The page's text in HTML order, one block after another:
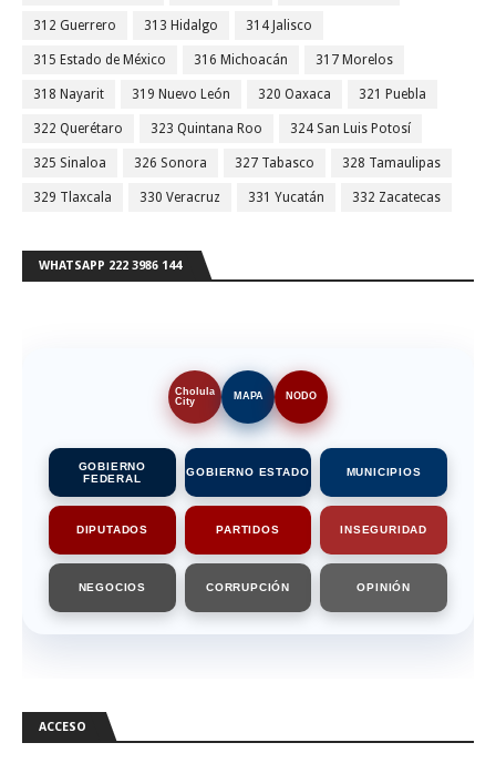
312 Guerrero 313 Hidalgo 314 Jalisco
315 Estado de México 316 Michoacán 317 Morelos
318 Nayarit 319 Nuevo León 320 Oaxaca 321 Puebla
322 Querétaro 323 Quintana Roo 324 San Luis Potosí
325 Sinaloa 326 Sonora 327 Tabasco 328 Tamaulipas
329 Tlaxcala 330 Veracruz 331 Yucatán 332 Zacatecas
WHATSAPP 222 3986 144
Cholula
City
MAPA NODO
GOBIERNO
FEDERAL
GOBIERNO ESTADO MUNICIPIOS
DIPUTADOS PARTIDOS INSEGURIDAD
NEGOCIOS CORRUPCIÓN OPINIÓN
ACCESO